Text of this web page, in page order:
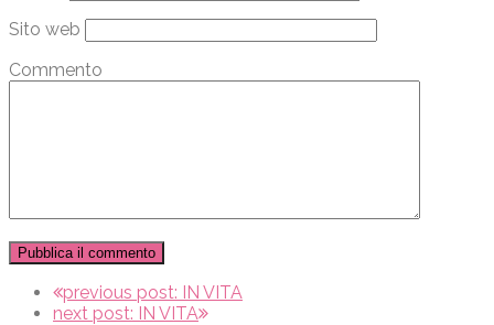
Sito web
Commento
previous post: IN VITA
next post: IN VITA